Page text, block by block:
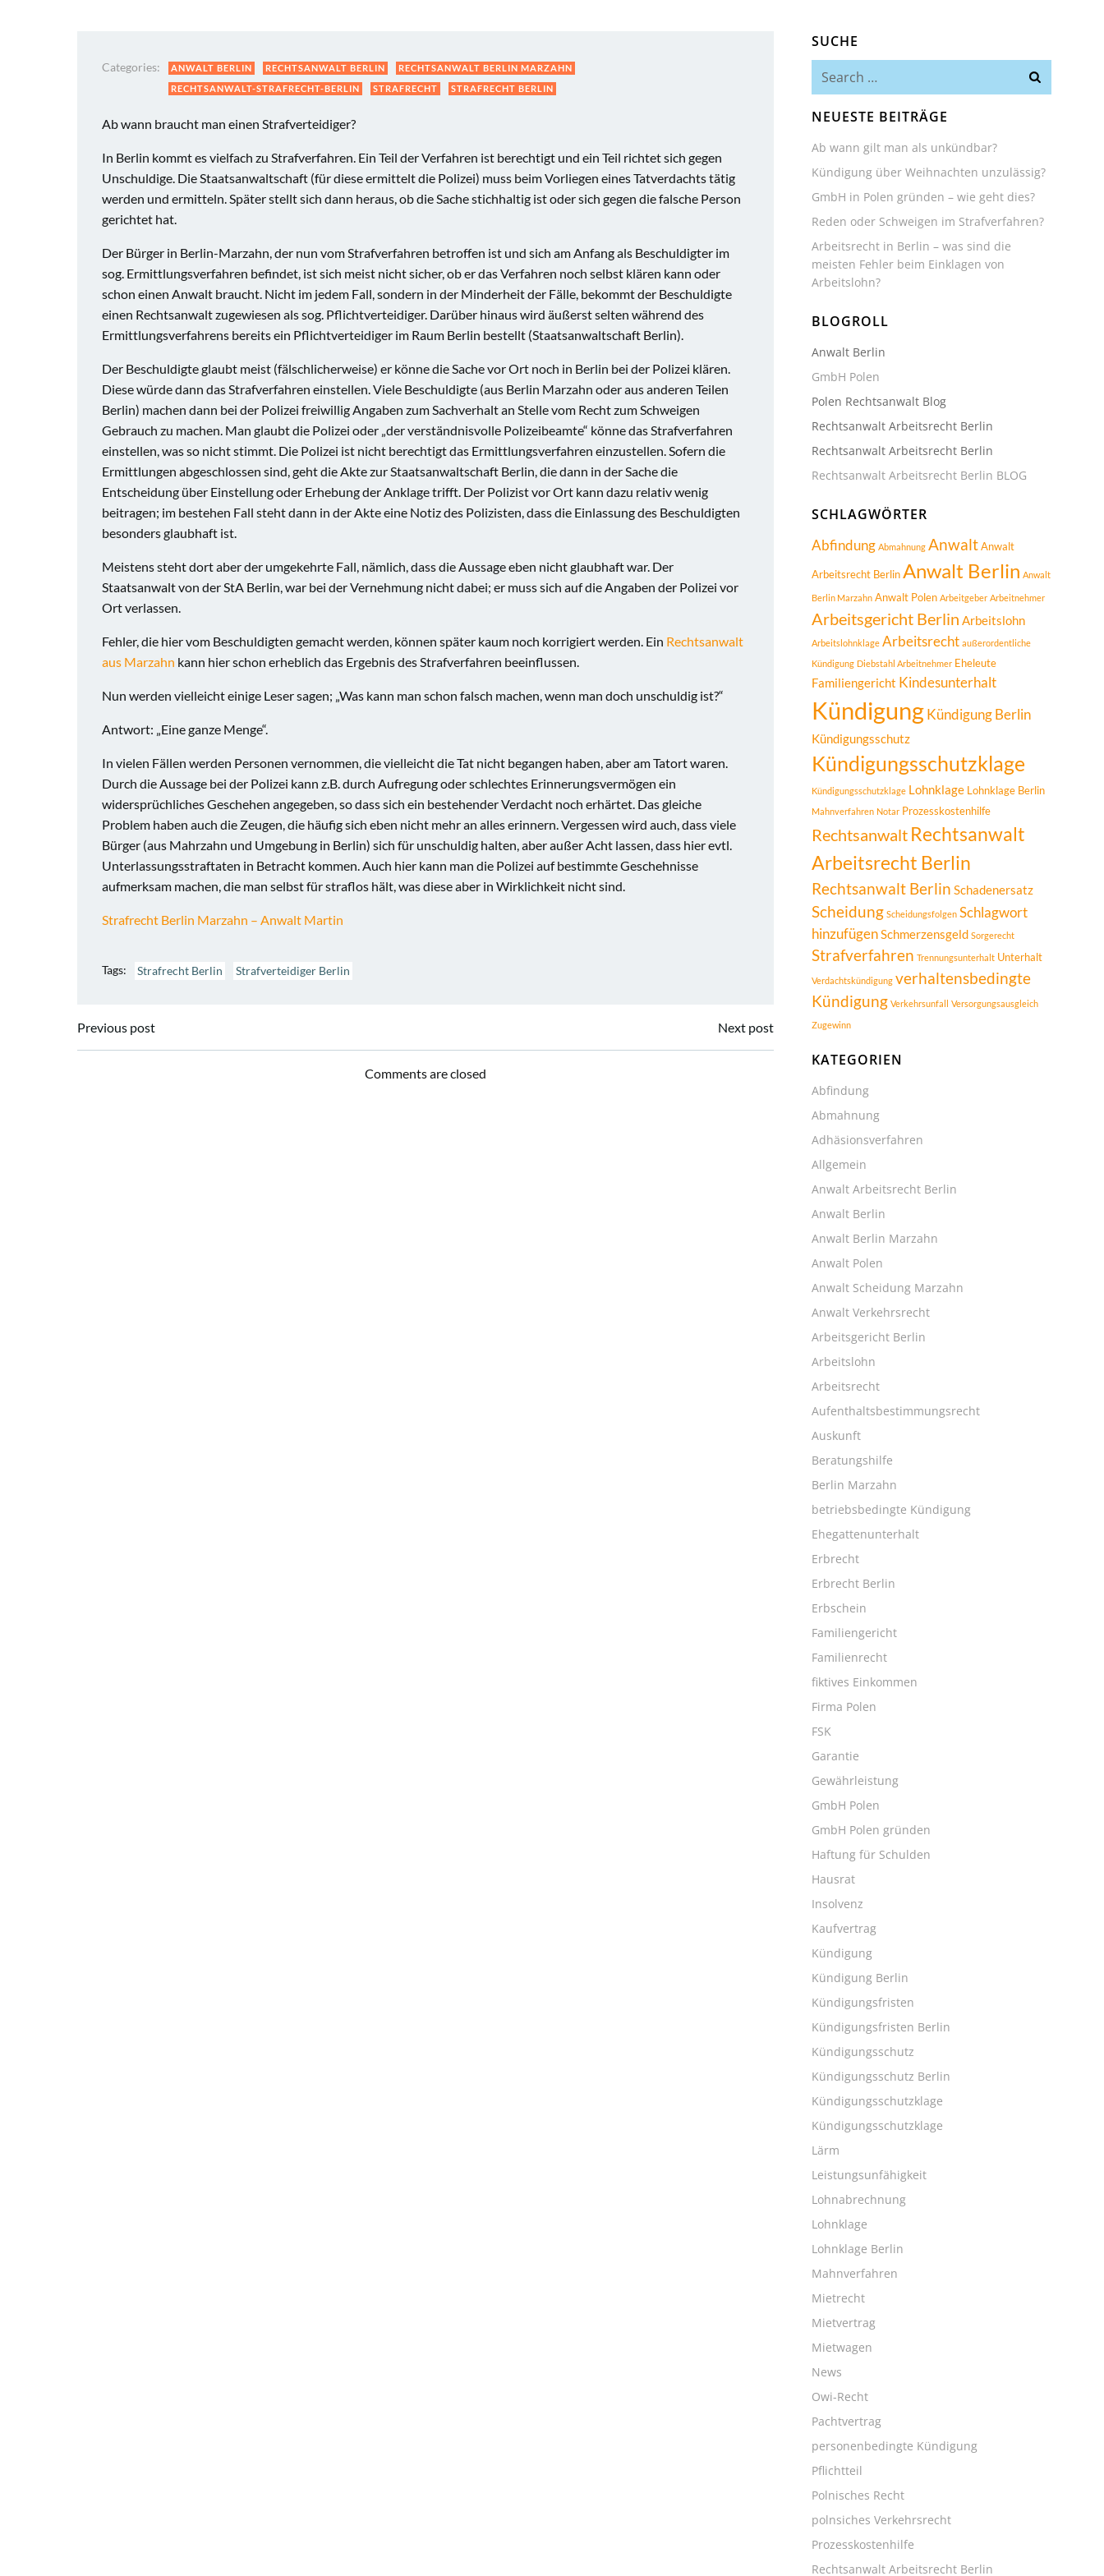
Categories: ANWALT BERLIN RECHTSANWALT BERLIN
RECHTSANWALT BERLIN MARZAHN
RECHTSANWALT-STRAFRECHT-BERLIN
STRAFRECHT STRAFRECHT BERLIN
Ab wann braucht man einen Strafverteidiger?
In Berlin kommt es vielfach zu Strafverfahren. Ein Teil der Verfahren ist berechtigt und ein Teil richtet sich gegen
Unschuldige. Die Staatsanwaltschaft (für diese ermittelt die Polizei) muss beim Vorliegen eines Tatverdachts tätig
werden und ermitteln. Später stellt sich dann heraus, ob die Sache stichhaltig ist oder sich gegen die falsche Person
gerichtet hat.
Der Bürger in Berlin-Marzahn, der nun vom Strafverfahren betroffen ist und sich am Anfang als Beschuldigter im
sog. Ermittlungsverfahren befindet, ist sich meist nicht sicher, ob er das Verfahren noch selbst klären kann oder
schon einen Anwalt braucht. Nicht im jedem Fall, sondern in der Minderheit der Fälle, bekommt der Beschuldigte
einen Rechtsanwalt zugewiesen als sog. Pflichtverteidiger. Darüber hinaus wird äußerst selten während des
Ermittlungsverfahrens bereits ein Pflichtverteidiger im Raum Berlin bestellt (Staatsanwaltschaft Berlin).
Der Beschuldigte glaubt meist (fälschlicherweise) er könne die Sache vor Ort noch in Berlin bei der Polizei klären.
Diese würde dann das Strafverfahren einstellen. Viele Beschuldigte (aus Berlin Marzahn oder aus anderen Teilen
Berlin) machen dann bei der Polizei freiwillig Angaben zum Sachverhalt an Stelle vom Recht zum Schweigen
Gebrauch zu machen. Man glaubt die Polizei oder „der verständnisvolle Polizeibeamte“ könne das Strafverfahren
einstellen, was so nicht stimmt. Die Polizei ist nicht berechtigt das Ermittlungsverfahren einzustellen. Sofern die
Ermittlungen abgeschlossen sind, geht die Akte zur Staatsanwaltschaft Berlin, die dann in der Sache die
Entscheidung über Einstellung oder Erhebung der Anklage trifft. Der Polizist vor Ort kann dazu relativ wenig
beitragen; im bestehen Fall steht dann in der Akte eine Notiz des Polizisten, dass die Einlassung des Beschuldigten
besonders glaubhaft ist.
Meistens steht dort aber der umgekehrte Fall, nämlich, dass die Aussage eben nicht glaubhaft war. Der
Staatsanwalt von der StA Berlin, war bei der Vernehmung nicht dabei; er muss sich auf die Angaben der Polizei vor
Ort verlassen.
Fehler, die hier vom Beschuldigten gemacht werden, können später kaum noch korrigiert werden. Ein Rechtsanwalt
aus Marzahn kann hier schon erheblich das Ergebnis des Strafverfahren beeinflussen.
Nun werden vielleicht einige Leser sagen; „Was kann man schon falsch machen, wenn man doch unschuldig ist?“
Antwort: „Eine ganze Menge“.
In vielen Fällen werden Personen vernommen, die vielleicht die Tat nicht begangen haben, aber am Tatort waren.
Durch die Aussage bei der Polizei kann z.B. durch Aufregung oder schlechtes Erinnerungsvermögen ein
widersprüchliches Geschehen angegeben, so dass sich ein bestehender Verdacht noch erhärtet. Das gleiche
Problem haben auch die Zeugen, die häufig sich eben nicht mehr an alles erinnern. Vergessen wird auch, dass viele
Bürger (aus Mahrzahn und Umgebung in Berlin) sich für unschuldig halten, aber außer Acht lassen, dass hier evtl.
Unterlassungsstraftaten in Betracht kommen. Auch hier kann man die Polizei auf bestimmte Geschehnisse
aufmerksam machen, die man selbst für straflos hält, was diese aber in Wirklichkeit nicht sind.
Strafrecht Berlin Marzahn – Anwalt Martin
Tags: Strafrecht Berlin Strafverteidiger Berlin
Beitragsnavigation
Previous post Next post
Comments are closed
SUCHE
Search
NEUESTE BEITRÄGE
Ab wann gilt man als unkündbar?
Kündigung über Weihnachten unzulässig?
GmbH in Polen gründen – wie geht dies?
Reden oder Schweigen im Strafverfahren?
Arbeitsrecht in Berlin – was sind die
meisten Fehler beim Einklagen von
Arbeitslohn?
BLOGROLL
Anwalt Berlin
GmbH Polen
Polen Rechtsanwalt Blog
Rechtsanwalt Arbeitsrecht Berlin
Rechtsanwalt Arbeitsrecht Berlin
Rechtsanwalt Arbeitsrecht Berlin BLOG
SCHLAGWÖRTER
Abfindung Abmahnung AnwaltAnwalt
Arbeitsrecht BerlinAnwalt Berlin Anwalt
Berlin Marzahn Anwalt Polen Arbeitgeber Arbeitnehmer
Arbeitsgericht Berlin Arbeitslohn
Arbeitslohnklage Arbeitsrecht außerordentliche
Kündigung Diebstahl Arbeitnehmer Eheleute
Familiengericht Kindesunterhalt
KündigungKündigung Berlin
Kündigungsschutz
Kündigungsschutzklage
Kündigungsschutzklage Lohnklage Lohnklage Berlin
Mahnverfahren Notar Prozesskostenhilfe
Rechtsanwalt Rechtsanwalt
Arbeitsrecht Berlin
Rechtsanwalt Berlin Schadenersatz
Scheidung Scheidungsfolgen Schlagwort
hinzufügenSchmerzensgeld Sorgerecht
Strafverfahren Trennungsunterhalt Unterhalt
Verdachtskündigung verhaltensbedingte
Kündigung Verkehrsunfall Versorgungsausgleich
Zugewinn
KATEGORIEN
Abfindung
Abmahnung
Adhäsionsverfahren
Allgemein
Anwalt Arbeitsrecht Berlin
Anwalt Berlin
Anwalt Berlin Marzahn
Anwalt Polen
Anwalt Scheidung Marzahn
Anwalt Verkehrsrecht
Arbeitsgericht Berlin
Arbeitslohn
Arbeitsrecht
Aufenthaltsbestimmungsrecht
Auskunft
Beratungshilfe
Berlin Marzahn
betriebsbedingte Kündigung
Ehegattenunterhalt
Erbrecht
Erbrecht Berlin
Erbschein
Familiengericht
Familienrecht
fiktives Einkommen
Firma Polen
FSK
Garantie
Gewährleistung
GmbH Polen
GmbH Polen gründen
Haftung für Schulden
Hausrat
Insolvenz
Kaufvertrag
Kündigung
Kündigung Berlin
Kündigungsfristen
Kündigungsfristen Berlin
Kündigungsschutz
Kündigungsschutz Berlin
Kündigungsschutzklage
Kündigungsschutzklage
Lärm
Leistungsunfähigkeit
Lohnabrechnung
Lohnklage
Lohnklage Berlin
Mahnverfahren
Mietrecht
Mietvertrag
Mietwagen
News
Owi-Recht
Pachtvertrag
personenbedingte Kündigung
Pflichtteil
Polnisches Recht
polnsiches Verkehrsrecht
Prozesskostenhilfe
Rechtsanwalt Arbeitsrecht Berlin